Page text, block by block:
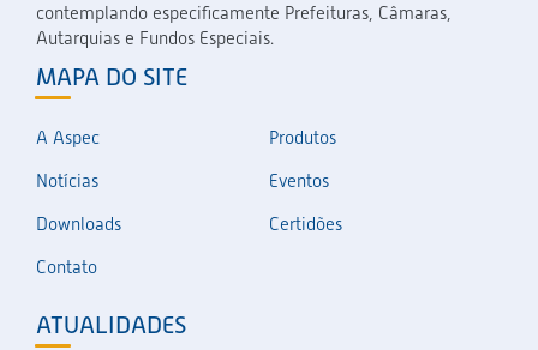
contemplando especificamente Prefeituras, Câmaras,
Autarquias e Fundos Especiais.
MAPA DO SITE
A Aspec
Produtos
Notícias
Eventos
Downloads
Certidões
Contato
ATUALIDADES